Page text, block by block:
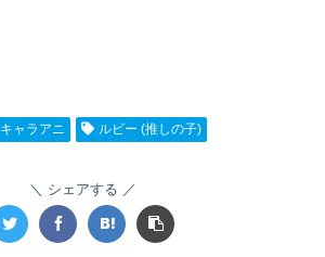
キャラアニ ルビー (推しの子)
シェアする